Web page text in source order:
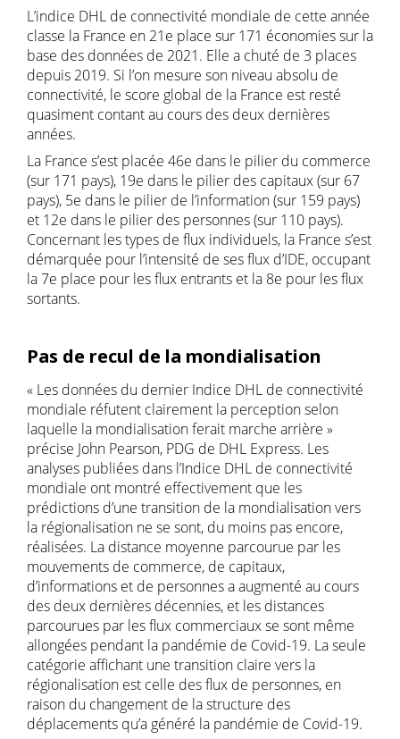
L’indice DHL de connectivité mondiale de cette année
classe la France en 21e place sur 171 économies sur la
base des données de 2021. Elle a chuté de 3 places
depuis 2019. Si l’on mesure son niveau absolu de
connectivité, le score global de la France est resté
quasiment contant au cours des deux dernières
années.
La France s’est placée 46e dans le pilier du commerce
(sur 171 pays), 19e dans le pilier des capitaux (sur 67
pays), 5e dans le pilier de l’information (sur 159 pays)
et 12e dans le pilier des personnes (sur 110 pays).
Concernant les types de flux individuels, la France s’est
démarquée pour l’intensité de ses flux d’IDE, occupant
la 7e place pour les flux entrants et la 8e pour les flux
sortants.
Pas de recul de la mondialisation
« Les données du dernier Indice DHL de connectivité
mondiale réfutent clairement la perception selon
laquelle la mondialisation ferait marche arrière »
précise John Pearson, PDG de DHL Express. Les
analyses publiées dans l’Indice DHL de connectivité
mondiale ont montré effectivement que les
prédictions d’une transition de la mondialisation vers
la régionalisation ne se sont, du moins pas encore,
réalisées. La distance moyenne parcourue par les
mouvements de commerce, de capitaux,
d’informations et de personnes a augmenté au cours
des deux dernières décennies, et les distances
parcourues par les flux commerciaux se sont même
allongées pendant la pandémie de Covid-19. La seule
catégorie affichant une transition claire vers la
régionalisation est celle des flux de personnes, en
raison du changement de la structure des
déplacements qu’a généré la pandémie de Covid-19.